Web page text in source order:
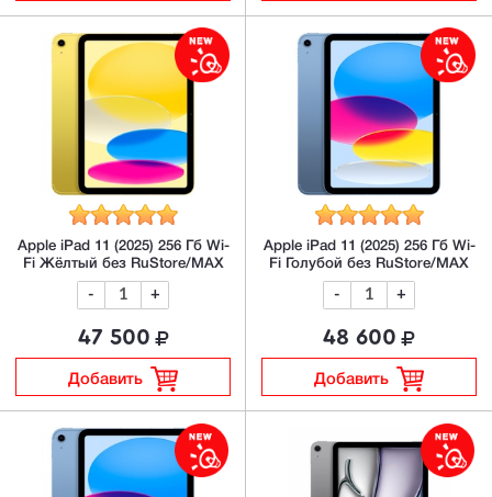
Apple iPad 11 (2025) 256 Гб Wi-
Fi Жёлтый без RuStore/MAX
- +
47 500
Добавить
Apple iPad 11 (2025) 256 Гб Wi-
Fi Голубой без RuStore/MAX
- +
48 600
Добавить